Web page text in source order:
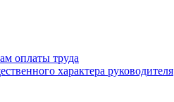
оплаты труда
характера руководителя